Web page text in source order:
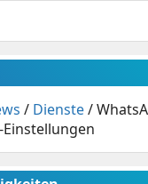
/ Dienste/